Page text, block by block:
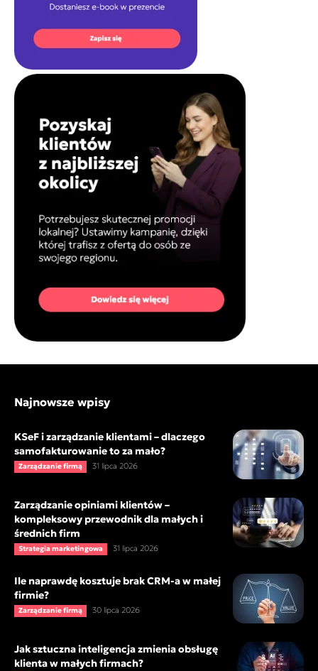
Najnowsze wpisy
KSeF i zarządzanie klientami – dlaczego
samofakturowanie to za mało?
Zarządzanie firmą 31 lipca 2026
Zarządzanie opiniami klientów –
kompleksowy przewodnik dla małych i
średnich firm
Strategia marketingowa 31 lipca 2026
Ile naprawdę kosztuje brak CRM-a w małej
firmie?
Zarządzanie firmą 30 lipca 2026
Jak sztuczna inteligencja zmienia obsługę
klienta w małych firmach?